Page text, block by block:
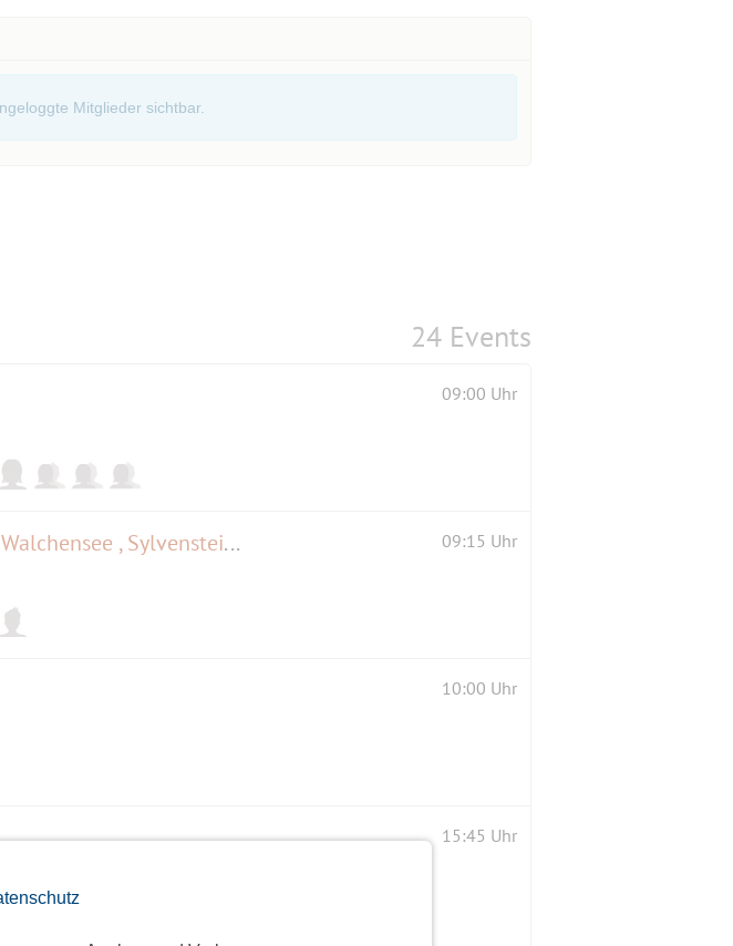
Mitglieder sichtbar.
24 Events
09:00 Uhr
Landschaftlich wunderschöne Radrunde — Isar, Jachenau, Walchensee , Sylvenstein, Lengries 09:15 Uhr
10:00 Uhr
15:45 Uhr